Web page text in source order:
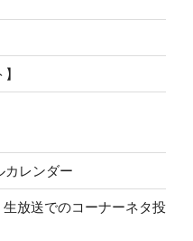
カレンダー
生放送でのコーナーネタ投